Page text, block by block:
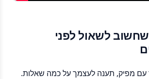
לשאול לפני
מפיק, תענה לעצמך על כמה שאלות.